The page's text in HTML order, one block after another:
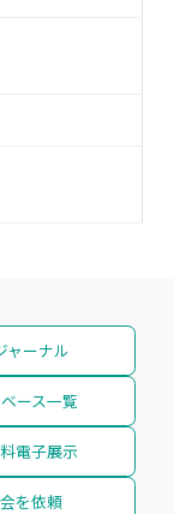
ャーナル
ース一覧
電子展示
を依頼